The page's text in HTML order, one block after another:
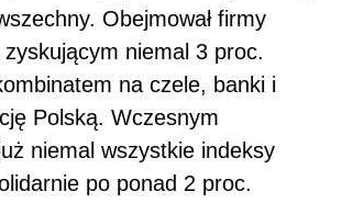
Obejmował firmy
niemal 3 proc.
na czele, banki i
Polską. Wczesnym
niemal wszystkie indeksy
po ponad 2 proc.